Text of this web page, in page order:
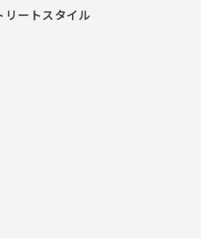
リートスタイル